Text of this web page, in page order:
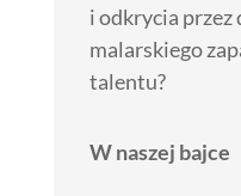
i odkrycia przez
malarskiego
talentu?
W naszej bajce